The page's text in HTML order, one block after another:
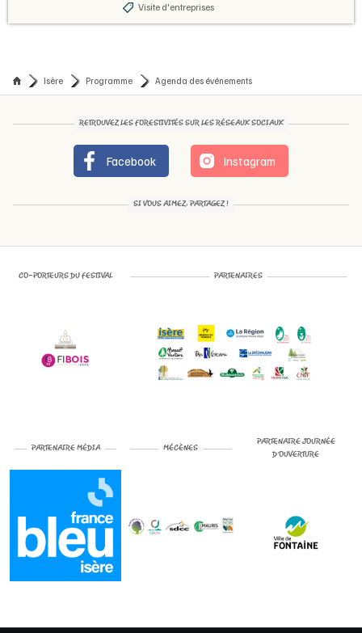
Visite d'entreprises
Isère Programme Agenda des événements
RETROUVEZ LES FORESTIVITÉS SUR LES RÉSEAUX SOCIAUX
Facebook Instagram
SI VOUS AIMEZ, PARTAGEZ !
CO-PORTEURS DU FESTIVAL PARTENAIRES
PARTENAIRE MÉDIA MÉCÈNES
PARTENAIRE JOURNÉE
D’OUVERTURE